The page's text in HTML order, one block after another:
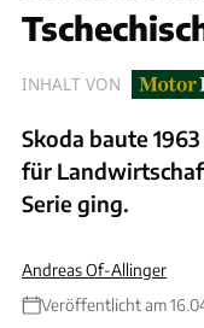
INHALT VON
Skoda baute
für
Serie ging.
Andreas Of-Allinger
Veröffentlicht am